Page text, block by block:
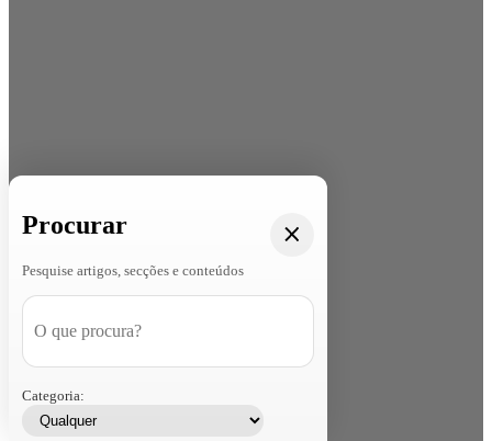
Procurar
Pesquise artigos, secções e conteúdos
Categoria: